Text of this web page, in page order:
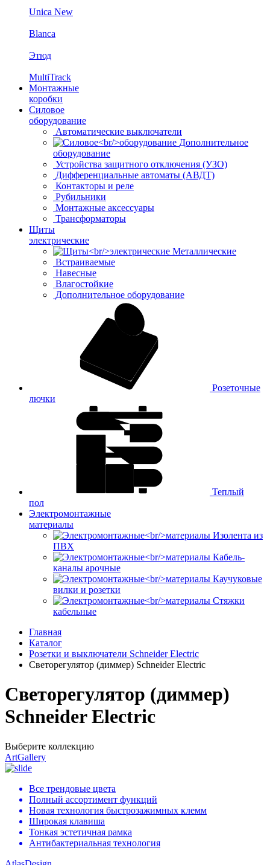
Unica New
Blanca
Этюд
MultiTrack
Монтажные
коробки
Силовое
оборудование
Автоматические выключатели
Дополнительное
оборудование
Устройства защитного отключения (УЗО)
Дифференциальные автоматы (АВДТ)
Контакторы и реле
Рубильники
Монтажные аксессуары
Трансформаторы
Щиты
электрические
Металлические
Встраиваемые
Навесные
Влагостойкие
Дополнительное оборудование
Розеточные
лючки
Теплый
пол
Электромонтажные
материалы
Изолента из
ПВХ
Кабель-
каналы арочные
Каучуковые
вилки и розетки
Стяжки
кабельные
Главная
Каталог
Розетки и выключатели Schneider Electric
Светорегулятор (диммер) Schneider Electric
Светорегулятор (диммер)
Schneider Electric
Выберите коллекцию
ArtGallery
Все трендовые цвета
Полный ассортимент функций
Новая технология быстрозажимных клемм
Широкая клавиша
Тонкая эстетичная рамка
Антибактериальная технология